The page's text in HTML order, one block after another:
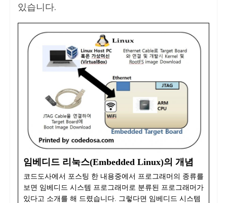
있습니다.
임베디드 리눅스(Embedded Linux)의 개념
코드도사에서 포스팅 한 내용중에서 프로그래머의 종류를
보면 임베디드 시스템 프로그래머로 분류된 프로그래머가
있다고 소개를 해 드렸습니다. 그렇다면 임베디드 시스템